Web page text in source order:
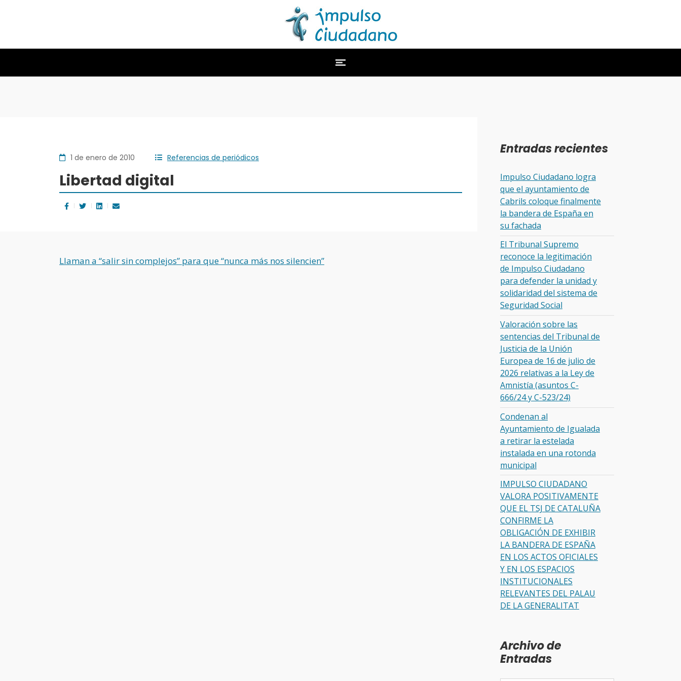
1 de enero de 2010 Referencias de periódicos
Libertad digital
Llaman a “salir sin complejos” para que “nunca más nos silencien”
Entradas recientes
Impulso Ciudadano logra
que el ayuntamiento de
Cabrils coloque finalmente
la bandera de España en
su fachada
El Tribunal Supremo
reconoce la legitimación
de Impulso Ciudadano
para defender la unidad y
solidaridad del sistema de
Seguridad Social
Valoración sobre las
sentencias del Tribunal de
Justicia de la Unión
Europea de 16 de julio de
2026 relativas a la Ley de
Amnistía (asuntos C-
666/24 y C-523/24)
Condenan al
Ayuntamiento de Igualada
a retirar la estelada
instalada en una rotonda
municipal
IMPULSO CIUDADANO
VALORA POSITIVAMENTE
QUE EL TSJ DE CATALUÑA
CONFIRME LA
OBLIGACIÓN DE EXHIBIR
LA BANDERA DE ESPAÑA
EN LOS ACTOS OFICIALES
Y EN LOS ESPACIOS
INSTITUCIONALES
RELEVANTES DEL PALAU
DE LA GENERALITAT
Archivo de
Entradas